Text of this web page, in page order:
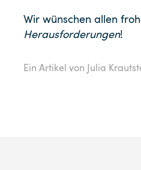
Wir wünschen allen
Herausforderungen!
Ein Artikel von Julia